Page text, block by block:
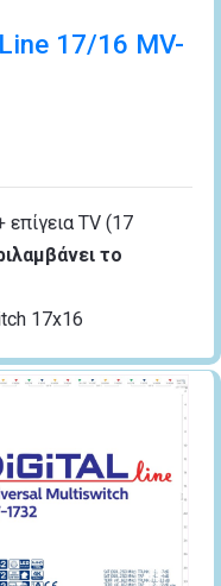
17/16 MV-
TV (17
το
17x16